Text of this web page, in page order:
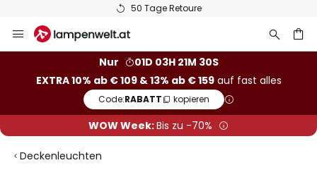
50 Tage Retoure
Inhalt
Nur
01D 03H 21M 29S
EXTRA 10% ab € 109 & 13% ab € 159auf fast alles
Code:RABATT kopieren
WOW Week:Bis zu -70%
Deckenleuchten